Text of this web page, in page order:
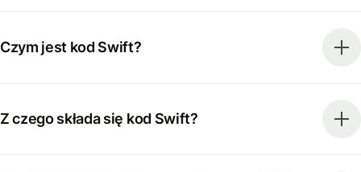
Czym jest kod Swift?
Z czego składa się kod Swift?